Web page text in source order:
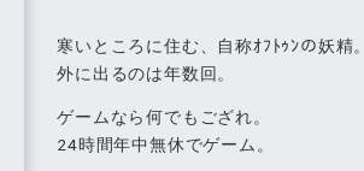
寒いところに住む、自称ｵﾌﾄｩﾝの妖精。
外に出るのは年数回。
ゲームなら何でもござれ。
24時間年中無休でゲーム。